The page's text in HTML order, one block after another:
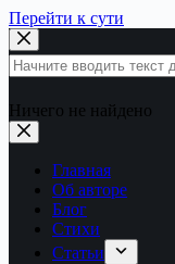
Перейти к сути
Ничего не найдено
Главная
Об авторе
Блог
Стихи
Статьи